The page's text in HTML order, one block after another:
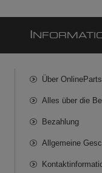
Über OnlineParts
Alles über die
Bezahlung
Allgemeine